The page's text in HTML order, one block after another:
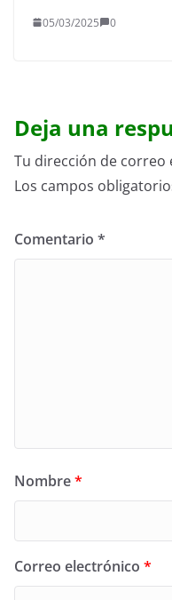
05/03/2025 0
Deja una
Tu dirección de correo
Los campos
Comentario *
Nombre*
Correo electrónico *